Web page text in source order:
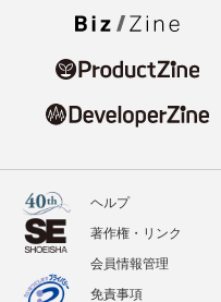
ヘルプ
著作権・リンク
会員情報管理
免責事項